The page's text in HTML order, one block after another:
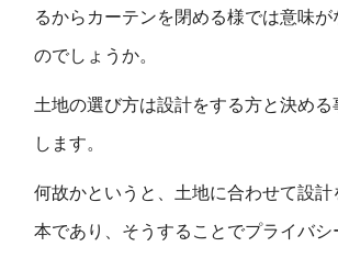
るからカーテンを閉める様では意味
のでしょうか。
土地の選び方は設計をする方と決める
します。
何故かというと、土地に合わせて設計
本であり、そうすることでプライバ